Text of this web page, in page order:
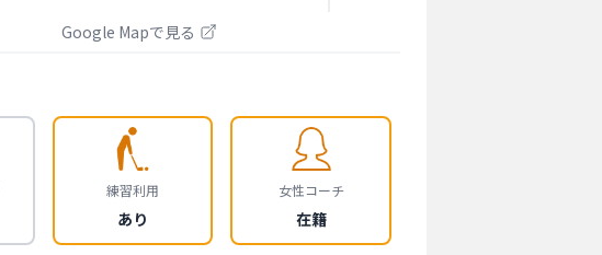
Google Mapで見る
練習利用
あり
女性コーチ
在籍